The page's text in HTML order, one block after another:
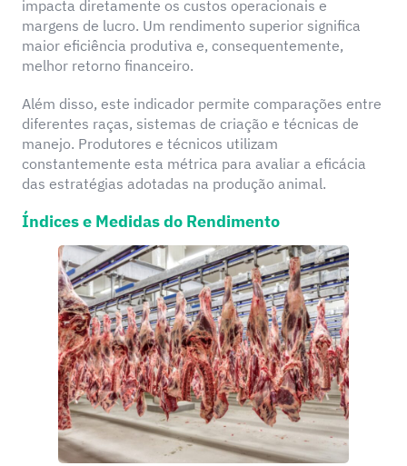
impacta diretamente os custos operacionais e
margens de lucro. Um rendimento superior significa
maior eficiência produtiva e, consequentemente,
melhor retorno financeiro.
Além disso, este indicador permite comparações entre
diferentes raças, sistemas de criação e técnicas de
manejo. Produtores e técnicos utilizam
constantemente esta métrica para avaliar a eficácia
das estratégias adotadas na produção animal.
Índices e Medidas do Rendimento